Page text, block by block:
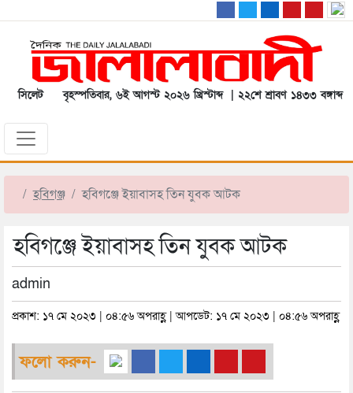
সিলেট বৃহস্পতিবার, ৬ই আগস্ট ২০২৬ খ্রিস্টাব্দ | ২২শে শ্রাবণ ১৪৩৩ বঙ্গাব্দ
হবিগঞ্জ হবিগঞ্জে ইয়াবাসহ তিন যুবক আটক
হবিগঞ্জে ইয়াবাসহ তিন যুবক আটক
admin
প্রকাশ: ১৭ মে ২০২৩ | ০৪:৫৬ অপরাহ্ণ | আপডেট: ১৭ মে ২০২৩ | ০৪:৫৬ অপরাহ্ণ
ফলো করুন-